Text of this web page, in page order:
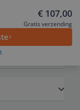
€ 107,00
Gratis verzending